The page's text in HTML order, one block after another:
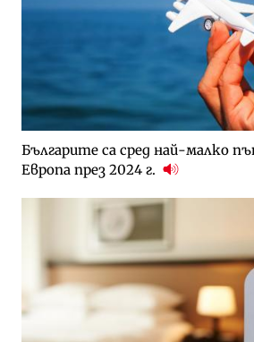
Българите са сред най-малко
Европа през 2024 г.